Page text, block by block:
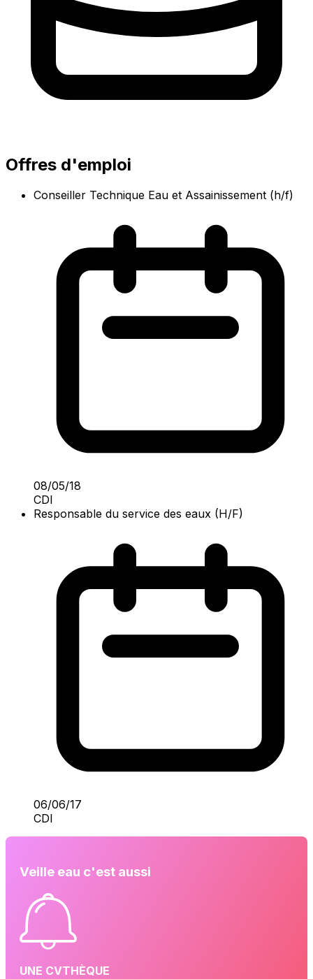
Offres d'emploi
Conseiller Technique Eau et Assainissement (h/f)
08/05/18
CDI
Responsable du service des eaux (H/F)
06/06/17
CDI
Veille eau c'est aussi
UNE CVTHÈQUE